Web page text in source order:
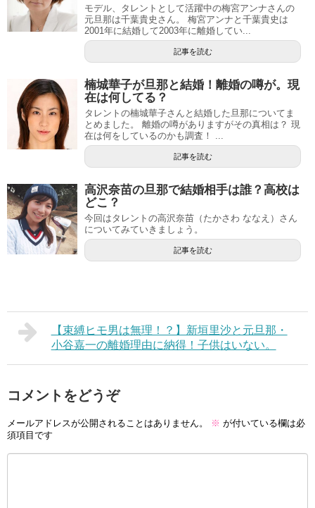
モデル、タレントとして活躍中の梅宮アンナさんの
元旦那は千葉貴史さん。 梅宮アンナと千葉貴史は
2001年に結婚して2003年に離婚してい...
記事を読む
楠城華子が旦那と結婚！離婚の噂が。現
在は何してる？
タレントの楠城華子さんと結婚した旦那についてま
とめました。 離婚の噂がありますがその真相は？ 現
在は何をしているのかも調査！ ...
記事を読む
高沢奈苗の旦那で結婚相手は誰？高校は
どこ？
今回はタレントの高沢奈苗（たかさわ ななえ）さん
についてみていきましょう。
記事を読む
【束縛ヒモ男は無理！？】新垣里沙と元旦那・
小谷嘉一の離婚理由に納得！子供はいない。
コメントをどうぞ
メールアドレスが公開されることはありません。 ※ が付いている欄は必
須項目です